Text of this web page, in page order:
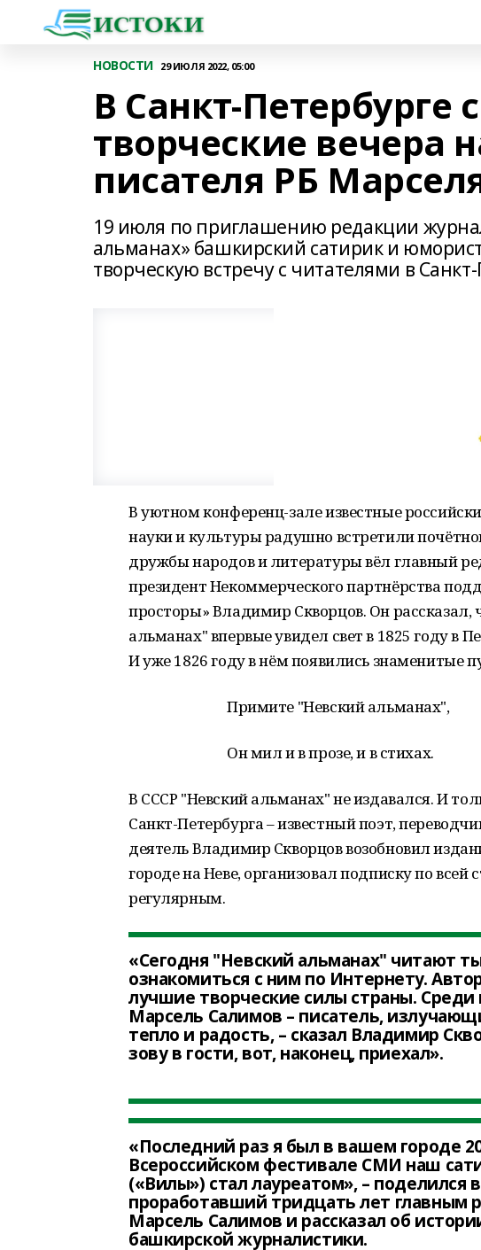
НОВОСТИ 29 ИЮЛЯ 2022, 05:00
В Санкт-Петербурге
творческие вечера
писателя РБ
19 июля по приглашению редакции
альманах» башкирский сатирик и
творческую встречу с читателями в
В уютном конференц-зале известные
науки и культуры радушно встретили
дружбы народов и литературы вёл главный
президент Некоммерческого партнёрства
просторы» Владимир Скворцов. Он рассказал,
альманах" впервые увидел свет в 1825 году в
И уже 1826 году в нём появились знаменитые
Примите "Невский альманах",
Он мил и в прозе, и в стихах.
В СССР "Невский альманах" не издавался. И
Санкт-Петербурга – известный поэт,
деятель Владимир Скворцов возобновил
городе на Неве, организовал подписку по всей
регулярным.
«Сегодня "Невский альманах" читают
ознакомиться с ним по Интернету.
лучшие творческие силы страны.
Марсель Салимов – писатель,
тепло и радость, – сказал Владимир
зову в гости, вот, наконец, приехал».
«Последний раз я был в вашем городе
Всероссийском фестивале СМИ наш
(«Вилы») стал лауреатом», – поделился
проработавший тридцать лет главным
Марсель Салимов и рассказал об
башкирской журналистики.